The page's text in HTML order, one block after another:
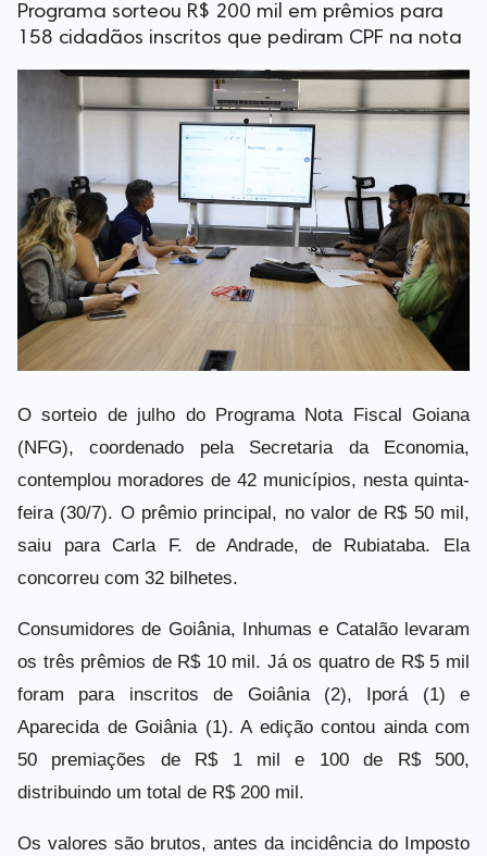
Programa sorteou R$ 200 mil em prêmios para
158 cidadãos inscritos que pediram CPF na nota
O sorteio de julho do Programa Nota Fiscal Goiana
(NFG), coordenado pela Secretaria da Economia,
contemplou moradores de 42 municípios, nesta quinta-
feira (30/7). O prêmio principal, no valor de R$ 50 mil,
saiu para Carla F. de Andrade, de Rubiataba. Ela
concorreu com 32 bilhetes.
Consumidores de Goiânia, Inhumas e Catalão levaram
os três prêmios de R$ 10 mil. Já os quatro de R$ 5 mil
foram para inscritos de Goiânia (2), Iporá (1) e
Aparecida de Goiânia (1). A edição contou ainda com
50 premiações de R$ 1 mil e 100 de R$ 500,
distribuindo um total de R$ 200 mil.
Os valores são brutos, antes da incidência do Imposto